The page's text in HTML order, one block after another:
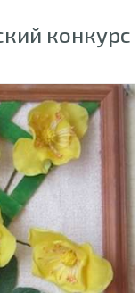
конкурс